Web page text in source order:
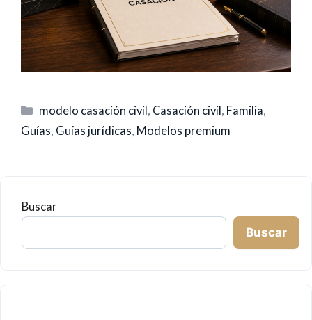
Categorías
modelo casación civil, Casación civil, Familia,
Guías, Guías jurídicas, Modelos premium
Buscar
Buscar